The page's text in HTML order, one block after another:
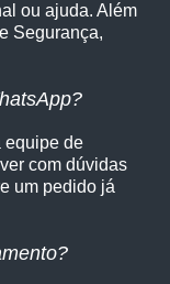
ou ajuda. Além
Segurança,
equipe de
com dúvidas
um pedido já